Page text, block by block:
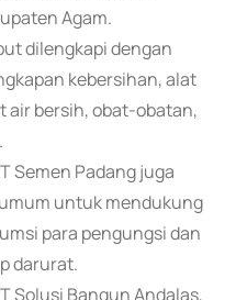
Agam.
dilengkapi dengan
kebersihan, alat
air bersih, obat-obatan,
Semen Padang juga
untuk mendukung
para pengungsi dan
darurat.
Solusi Bangun Andalas,